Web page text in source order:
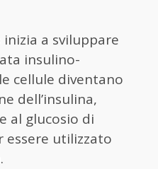
a sviluppare
insulino-
cellule diventano
dell’insulina,
al glucosio di
utilizzato